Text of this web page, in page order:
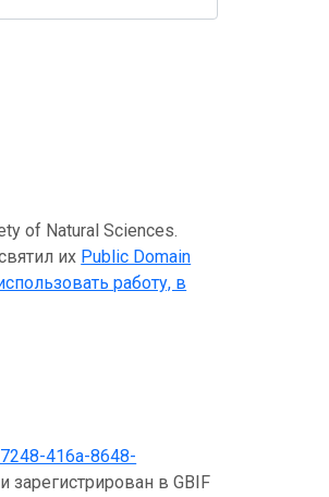
of Natural Sciences.
их Public Domain
работу, в
416a-8648-
зарегистрирован в GBIF